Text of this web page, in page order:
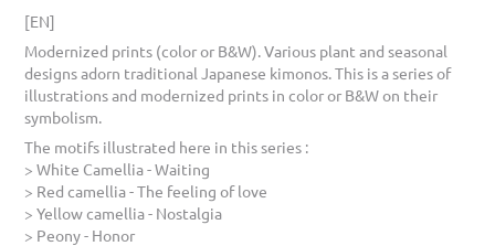
[EN]
Modernized prints (color or B&W). Various plant and seasonal
designs adorn traditional Japanese kimonos. This is a series of
illustrations and modernized prints in color or B&W on their
symbolism.
The motifs illustrated here in this series :
> White Camellia - Waiting
> Red camellia - The feeling of love
> Yellow camellia - Nostalgia
> Peony - Honor